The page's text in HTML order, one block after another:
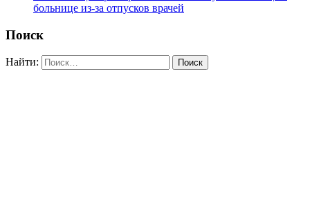
больнице из-за отпусков врачей
Поиск
Найти: